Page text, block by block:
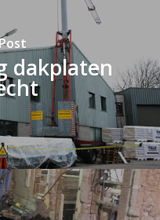
dakplaten